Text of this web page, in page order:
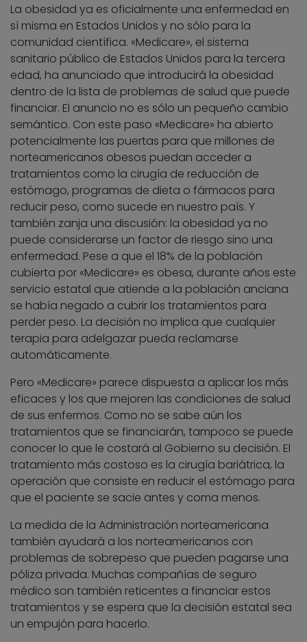
La obesidad ya es oficialmente una enfermedad en
sí misma en Estados Unidos y no sólo para la
comunidad científica. «Medicare», el sistema
sanitario público de Estados Unidos para la tercera
edad, ha anunciado que introducirá la obesidad
dentro de la lista de problemas de salud que puede
financiar. El anuncio no es sólo un pequeño cambio
semántico. Con este paso «Medicare» ha abierto
potencialmente las puertas para que millones de
norteamericanos obesos puedan acceder a
tratamientos como la cirugía de reducción de
estómago, programas de dieta o fármacos para
reducir peso, como sucede en nuestro país. Y
también zanja una discusión: la obesidad ya no
puede considerarse un factor de riesgo sino una
enfermedad. Pese a que el 18% de la población
cubierta por «Medicare» es obesa, durante años este
servicio estatal que atiende a la población anciana
se había negado a cubrir los tratamientos para
perder peso. La decisión no implica que cualquier
terapia para adelgazar pueda reclamarse
automáticamente.
Pero «Medicare» parece dispuesta a aplicar los más
eficaces y los que mejoren las condiciones de salud
de sus enfermos. Como no se sabe aún los
tratamientos que se financiarán, tampoco se puede
conocer lo que le costará al Gobierno su decisión. El
tratamiento más costoso es la cirugía bariátrica, la
operación que consiste en reducir el estómago para
que el paciente se sacie antes y coma menos.
La medida de la Administración norteamericana
también ayudará a los norteamericanos con
problemas de sobrepeso que pueden pagarse una
póliza privada. Muchas compañías de seguro
médico son también reticentes a financiar estos
tratamientos y se espera que la decisión estatal sea
un empujón para hacerlo.